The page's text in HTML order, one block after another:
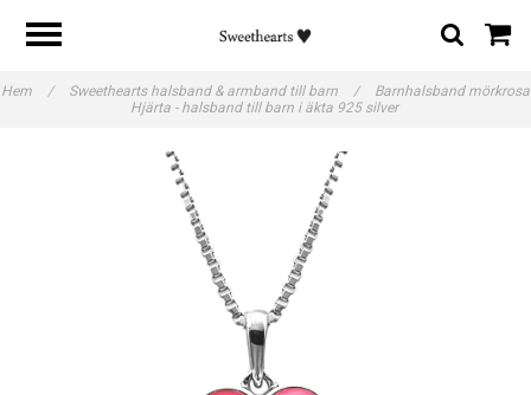
Hem / Sweethearts halsband & armband till barn /
Barnhalsband mörkrosa
Hjärta - halsband till barn i äkta 925 silver